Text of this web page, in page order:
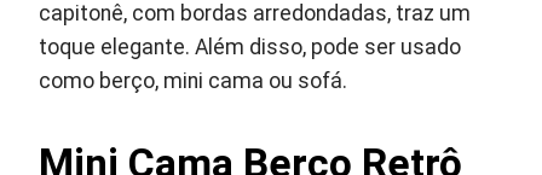
capitonê, com bordas arredondadas, traz um
toque elegante. Além disso, pode ser usado
como berço, mini cama ou sofá.
Mini Cama Berço Retrô